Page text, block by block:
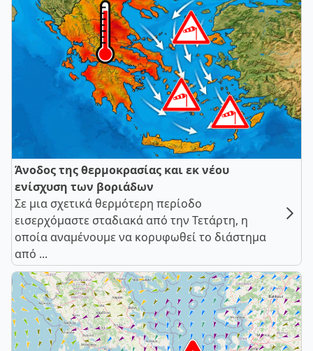
Άνοδος της θερμοκρασίας και εκ νέου
ενίσχυση των βοριάδων
Σε μια σχετικά θερμότερη περίοδο
εισερχόμαστε σταδιακά από την Τετάρτη, η
οποία αναμένουμε να κορυφωθεί το διάστημα
από ...